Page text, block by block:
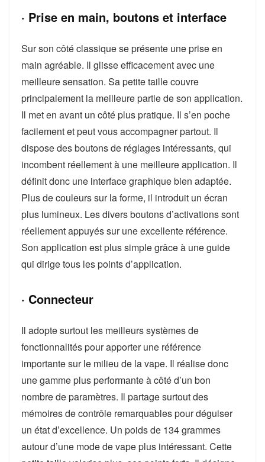
· Prise en main, boutons et interface
Sur son côté classique se présente une prise en
main agréable. Il glisse efficacement avec une
meilleure sensation. Sa petite taille couvre
principalement la meilleure partie de son application.
Il met en avant un côté plus pratique. Il s’en poche
facilement et peut vous accompagner partout. Il
dispose des boutons de réglages intéressants, qui
incombent réellement à une meilleure application. Il
définit donc une interface graphique bien adaptée.
Plus de couleurs sur la forme, il introduit un écran
plus lumineux. Les divers boutons d’activations sont
réellement appuyés sur une excellente référence.
Son application est plus simple grâce à une guide
qui dirige tous les points d’application.
· Connecteur
Il adopte surtout les meilleurs systèmes de
fonctionnalités pour apporter une référence
importante sur le milieu de la vape. Il réalise donc
une gamme plus performante à côté d’un bon
nombre de paramètres. Il partage surtout des
mémoires de contrôle remarquables pour déguiser
un état d’excellence. Un poids de 134 grammes
autour d’une mode de vape plus intéressant. Cette